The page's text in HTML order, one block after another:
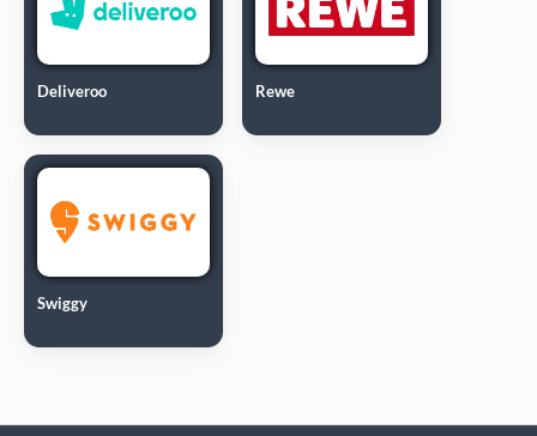
Deliveroo Rewe
Swiggy